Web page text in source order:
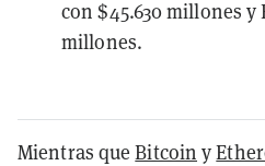
con $45.630 millones y
millones.
Mientras queBitcoin y